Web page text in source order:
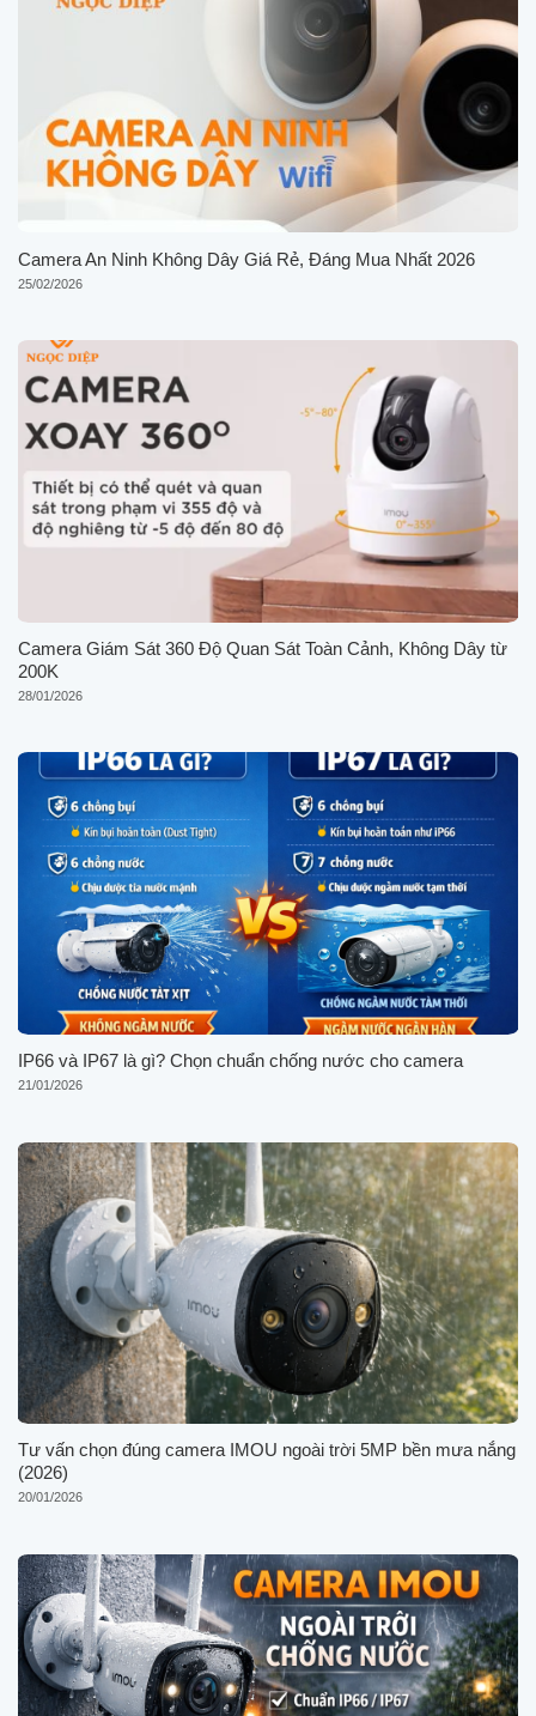
Camera An Ninh Không Dây Giá Rẻ, Đáng Mua Nhất 2026
25/02/2026
Camera Giám Sát 360 Độ Quan Sát Toàn Cảnh, Không Dây từ
200K
28/01/2026
IP66 và IP67 là gì? Chọn chuẩn chống nước cho camera
21/01/2026
Tư vấn chọn đúng camera IMOU ngoài trời 5MP bền mưa nắng
(2026)
20/01/2026